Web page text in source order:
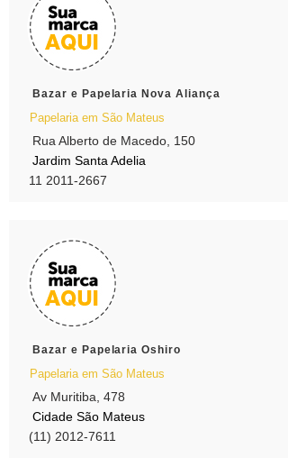
Bazar e Papelaria Nova Aliança
Papelaria em São Mateus
Rua Alberto de Macedo, 150
Jardim Santa Adelia
11 2011-2667
Bazar e Papelaria Oshiro
Papelaria em São Mateus
Av Muritiba, 478
Cidade São Mateus
(11) 2012-7611